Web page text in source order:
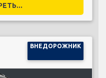
ВНЕДОРОЖНИК